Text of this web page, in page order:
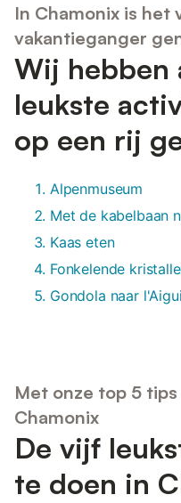
In Chamonix is het
vakantieganger
Wij hebben
leukste
op een rij
Alpenmuseum
Met de kabelbaan
Kaas eten
Fonkelende
Gondola naar
Met onze top 5
Chamonix
De vijf
te doen in